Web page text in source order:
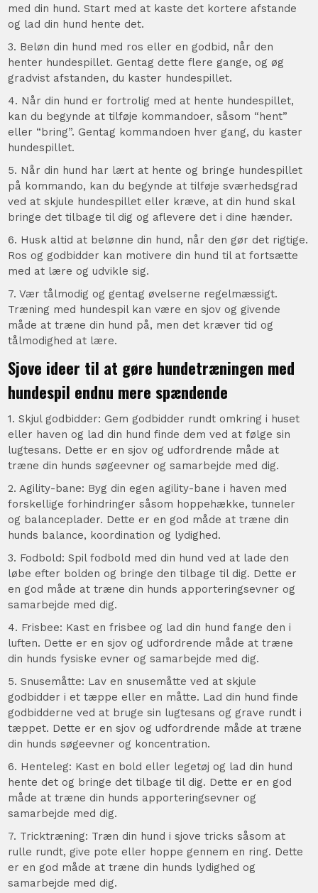
med din hund. Start med at kaste det kortere afstande
og lad din hund hente det.
3. Beløn din hund med ros eller en godbid, når den
henter hundespillet. Gentag dette flere gange, og øg
gradvist afstanden, du kaster hundespillet.
4. Når din hund er fortrolig med at hente hundespillet,
kan du begynde at tilføje kommandoer, såsom “hent”
eller “bring”. Gentag kommandoen hver gang, du kaster
hundespillet.
5. Når din hund har lært at hente og bringe hundespillet
på kommando, kan du begynde at tilføje sværhedsgrad
ved at skjule hundespillet eller kræve, at din hund skal
bringe det tilbage til dig og aflevere det i dine hænder.
6. Husk altid at belønne din hund, når den gør det rigtige.
Ros og godbidder kan motivere din hund til at fortsætte
med at lære og udvikle sig.
7. Vær tålmodig og gentag øvelserne regelmæssigt.
Træning med hundespil kan være en sjov og givende
måde at træne din hund på, men det kræver tid og
tålmodighed at lære.
Sjove ideer til at gøre hundetræningen med
hundespil endnu mere spændende
1. Skjul godbidder: Gem godbidder rundt omkring i huset
eller haven og lad din hund finde dem ved at følge sin
lugtesans. Dette er en sjov og udfordrende måde at
træne din hunds søgeevner og samarbejde med dig.
2. Agility-bane: Byg din egen agility-bane i haven med
forskellige forhindringer såsom hoppehække, tunneler
og balanceplader. Dette er en god måde at træne din
hunds balance, koordination og lydighed.
3. Fodbold: Spil fodbold med din hund ved at lade den
løbe efter bolden og bringe den tilbage til dig. Dette er
en god måde at træne din hunds apporteringsevner og
samarbejde med dig.
4. Frisbee: Kast en frisbee og lad din hund fange den i
luften. Dette er en sjov og udfordrende måde at træne
din hunds fysiske evner og samarbejde med dig.
5. Snusemåtte: Lav en snusemåtte ved at skjule
godbidder i et tæppe eller en måtte. Lad din hund finde
godbidderne ved at bruge sin lugtesans og grave rundt i
tæppet. Dette er en sjov og udfordrende måde at træne
din hunds søgeevner og koncentration.
6. Henteleg: Kast en bold eller legetøj og lad din hund
hente det og bringe det tilbage til dig. Dette er en god
måde at træne din hunds apporteringsevner og
samarbejde med dig.
7. Tricktræning: Træn din hund i sjove tricks såsom at
rulle rundt, give pote eller hoppe gennem en ring. Dette
er en god måde at træne din hunds lydighed og
samarbejde med dig.